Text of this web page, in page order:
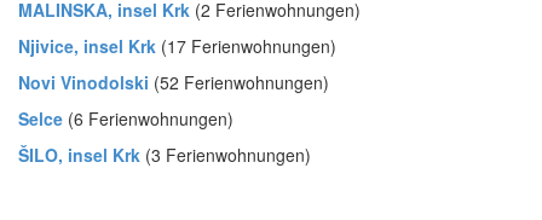
MALINSKA, insel Krk (2 Ferienwohnungen)
Njivice, insel Krk (17 Ferienwohnungen)
Novi Vinodolski (52 Ferienwohnungen)
Selce (6 Ferienwohnungen)
ŠILO, insel Krk (3 Ferienwohnungen)